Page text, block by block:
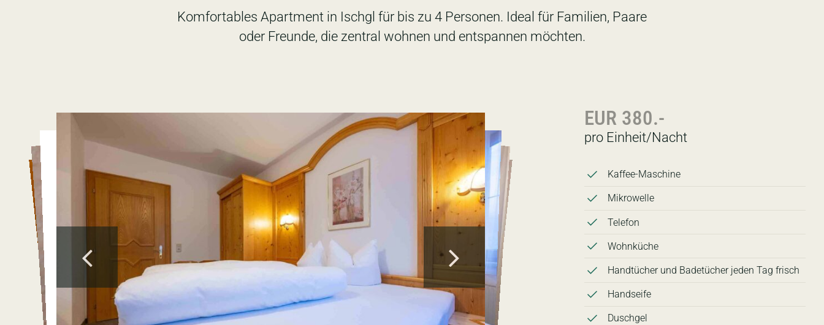
Komfortables Apartment in Ischgl für bis zu 4 Personen. Ideal für Familien, Paare
oder Freunde, die zentral wohnen und entspannen möchten.
EUR 380.-
pro Einheit/Nacht
Kaffee-Maschine
Mikrowelle
Telefon
Wohnküche
Handtücher und Badetücher jeden Tag frisch
Handseife
Duschgel